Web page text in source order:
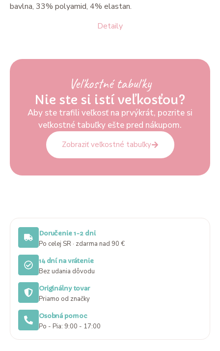
Detaily
bavlna, 33% polyamid, 4% elastan.
Veľkostné tabuľky
Nie ste si istí veľkosťou?
Aby ste trafili veľkosť na prvýkrát, pozrite si
veľkostné tabuľky ešte pred nákupom.
Zobraziť veľkostné tabuľky
Doručenie 1-2 dni
Po celej SR · zdarma nad 90 €
14 dní na vrátenie
Bez udania dôvodu
Originálny tovar
Priamo od značky
Osobná pomoc
Po - Pia: 9:00 - 17:00